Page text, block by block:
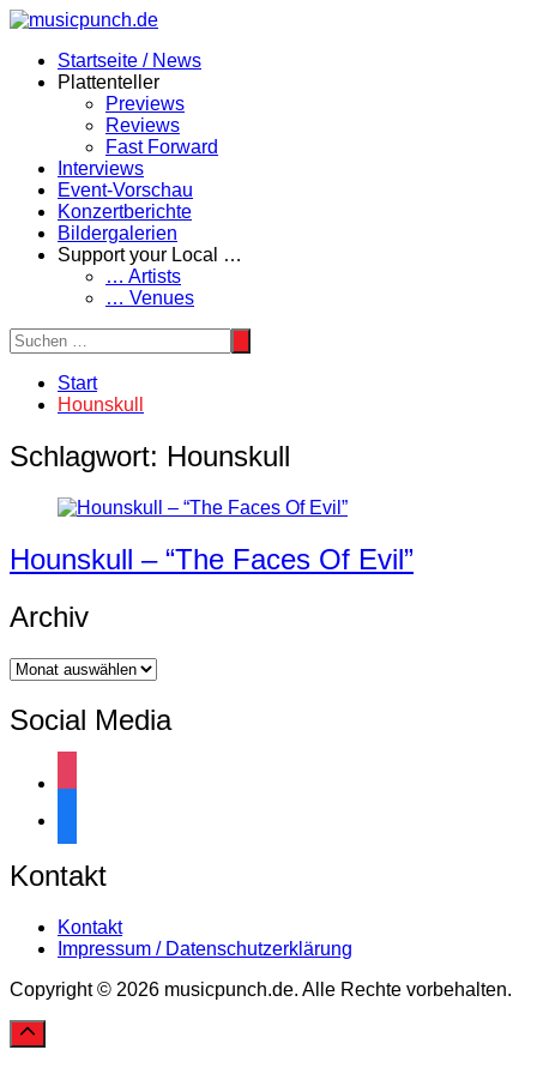
Zum
springenStartseite / News
Plattenteller
Previews
Reviews
Fast Forward
Interviews
Event-Vorschau
Konzertberichte
Bildergalerien
Support your Local …
… Artists
… Venues
Start
Hounskull
Schlagwort: Hounskull
Hounskull – “The Faces Of Evil”
Archiv
Archiv
Social Media
Kontakt
Kontakt
Impressum / Datenschutzerklärung
Copyright © 2026 musicpunch.de. Alle Rechte vorbehalten.